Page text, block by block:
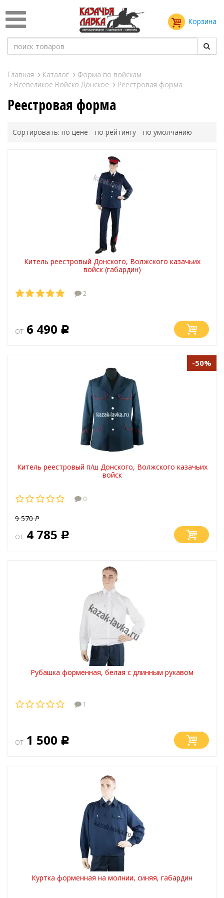
Корзина
Главная Каталог
Форма по войскам
Всевеликое Войско Донское
Реестровая форма
Реестровая форма
Сортировать: по цене по рейтингу по умолчанию
Китель реестровый Донского, Волжского казачьих
войск (габардин)
2
от 6 490 Р
Китель реестровый п/ш Донского, Волжского казачьих
войск
0
9 570Р
от 4 785 Р
-50%
Рубашка форменная, белая с длинным рукавом
1
от 1 500 Р
Куртка форменная на молнии, синяя, габардин